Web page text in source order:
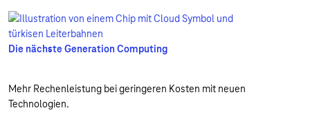
Die nächste Generation Computing
Mehr Rechenleistung bei geringeren Kosten mit neuen
Technologien.